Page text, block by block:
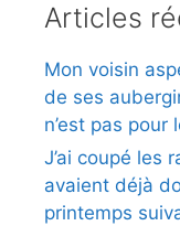
Articles
Mon voisin
de ses
n’est pas pour
J’ai coupé les
avaient déjà
printemps